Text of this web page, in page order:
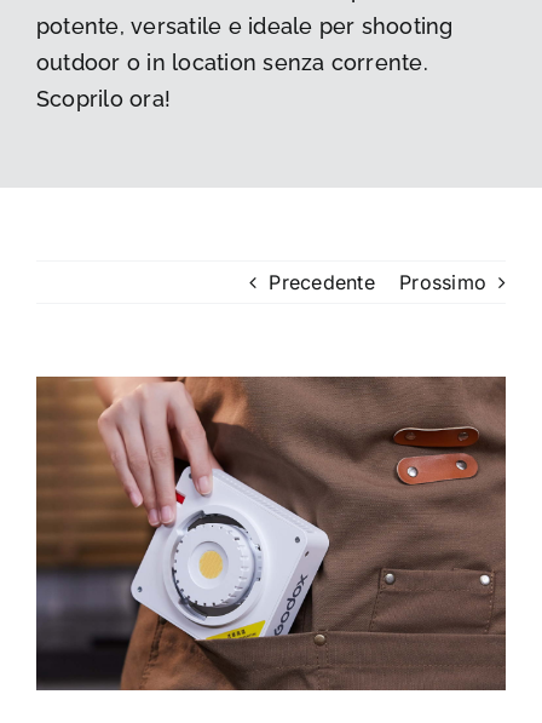
La foto del mese
Guide
per:
potente, versatile e ideale per shooting
outdoor o in location senza corrente.
Scoprilo ora!
Precedente Prossimo
Ingrandisci
immagine